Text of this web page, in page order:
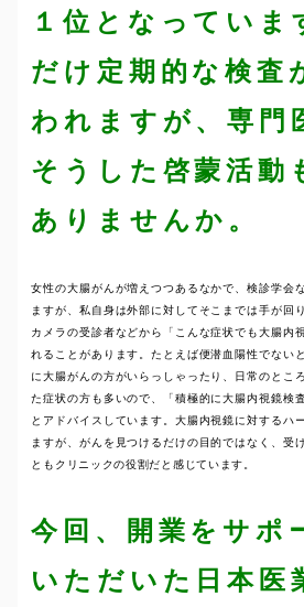
１位となっていま
だけ定期的な検査
われますが、専門
そうした啓蒙活動
ありませんか。
女性の大腸がんが増えつつあるなかで、検診学会
ますが、私自身は外部に対してそこまでは手が回
カメラの受診者などから「こんな症状でも大腸内
れることがあります。たとえば便潜血陽性でない
に大腸がんの方がいらっしゃったり、日常のとこ
た症状の方も多いので、「積極的に大腸内視鏡検
とアドバイスしています。大腸内視鏡に対するハ
ますが、がんを見つけるだけの目的ではなく、受
ともクリニックの役割だと感じています。
今回、開業をサポ
いただいた日本医